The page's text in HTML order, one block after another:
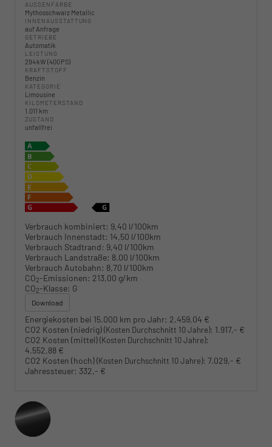
AUSSENFARBE
Mythosschwarz Metallic
INNENAUSSTATTUNG
auf Anfrage
GETRIEBE
Automatik
LEISTUNG
294 kW (400 PS)
KRAFTSTOFF
Benzin
KATEGORIE
Limousine
KILOMETERSTAND
1.011 km
ZUSTAND
unfallfrei
Verbrauch kombiniert: 9,40 l/100km
Verbrauch Innenstadt: 14,50 l/100km
Verbrauch Stadtrand: 9,40 l/100km
Verbrauch Landstraße: 8,00 l/100km
Verbrauch Autobahn: 8,70 l/100km
CO2-Emissionen: 213,00 g/km
CO2-Klasse: G
Download
Energiekosten bei 15.000 km pro Jahr: 2.459,04 €
CO2 Kosten (niedrig)(Kosten Durchschnitt 10 Jahre): 1.917,- €
CO2 Kosten (mittel)(Kosten Durchschnitt 10 Jahre):
4.552,88 €
CO2 Kosten (hoch)(Kosten Durchschnitt 10 Jahre): 7.029,- €
Jahressteuer: 332,- €